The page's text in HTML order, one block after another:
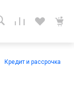
Кредит и рассрочка